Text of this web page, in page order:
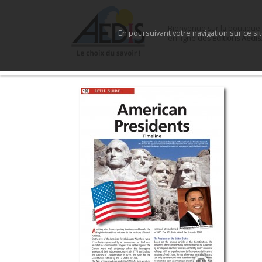
Bienvenue sur la boutique
en ligne desÉditions Aedis.
En poursuivant votre navigation sur ce